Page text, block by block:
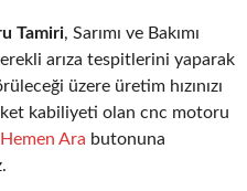
Tamiri, Sarımı ve Bakımı
arıza tespitlerini yaparak
üzere üretim hızınızı
kabiliyeti olan cnc motoru
Hemen Ara butonuna